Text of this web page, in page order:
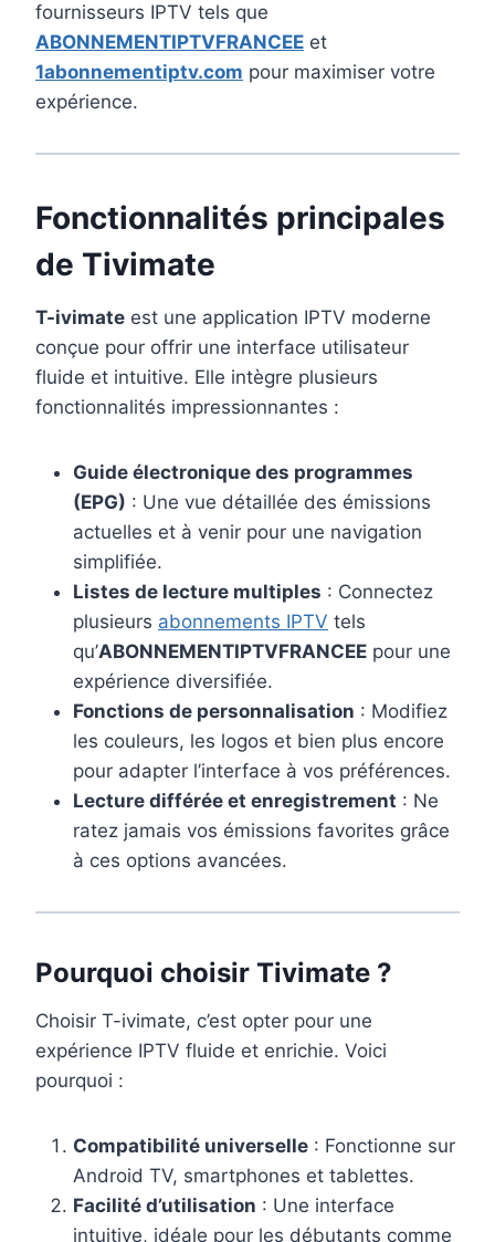
fournisseurs IPTV tels que
ABONNEMENTIPTVFRANCEE et
1abonnementiptv.com pour maximiser votre
expérience.
Fonctionnalités principales
de Tivimate
T-ivimate est une application IPTV moderne
conçue pour offrir une interface utilisateur
fluide et intuitive. Elle intègre plusieurs
fonctionnalités impressionnantes :
Guide électronique des programmes
(EPG) : Une vue détaillée des émissions
actuelles et à venir pour une navigation
simplifiée.
Listes de lecture multiples : Connectez
plusieurs abonnements IPTV tels
qu’ABONNEMENTIPTVFRANCEE pour une
expérience diversifiée.
Fonctions de personnalisation : Modifiez
les couleurs, les logos et bien plus encore
pour adapter l’interface à vos préférences.
Lecture différée et enregistrement : Ne
ratez jamais vos émissions favorites grâce
à ces options avancées.
Pourquoi choisir Tivimate ?
Choisir T-ivimate, c’est opter pour une
expérience IPTV fluide et enrichie. Voici
pourquoi :
Compatibilité universelle : Fonctionne sur
Android TV, smartphones et tablettes.
Facilité d’utilisation : Une interface
intuitive, idéale pour les débutants comme